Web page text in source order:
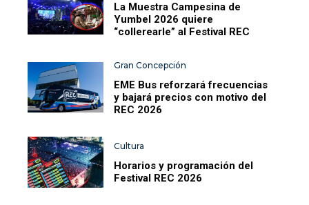
La Muestra Campesina de
Yumbel 2026 quiere
“collerearle” al Festival REC
Gran Concepción
EME Bus reforzará frecuencias
y bajará precios con motivo del
REC 2026
Cultura
Horarios y programación del
Festival REC 2026